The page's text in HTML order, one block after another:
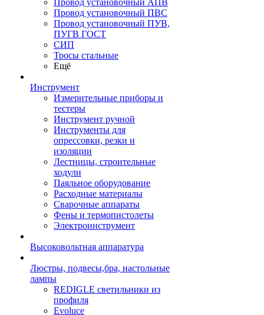
Провод установочный АПВ
Провод установочный ПВС
Провод установочный ПУВ,
ПУГВ ГОСТ
СИП
Тросы стальные
Ещё
Инструмент
Измерительные приборы и
тестеры
Инструмент ручной
Инструменты для
опрессовки, резки и
изоляции
Лестницы, строительные
ходули
Паяльное оборудование
Расходные материалы
Сварочные аппараты
Фены и термопистолеты
Электроинструмент
Высоковольтная аппаратура
Люстры, подвесы,бра, настольные
лампы
REDIGLE светильники из
профиля
Evoluce